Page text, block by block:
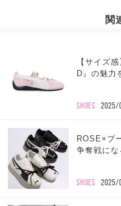
関
【サイズ
D』の魅
SHOES 2025/
ROSE×プ
争奪戦に
SHOES 2025/